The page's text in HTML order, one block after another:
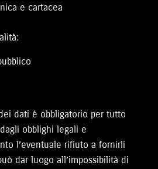
e cartacea
dati è obbligatorio per tutto
obblighi legali e
l’eventuale rifiuto a fornirli
dar luogo all’impossibilità di